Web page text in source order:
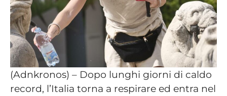
(Adnkronos) – Dopo lunghi giorni di caldo
record, l’Italia torna a respirare ed entra nel